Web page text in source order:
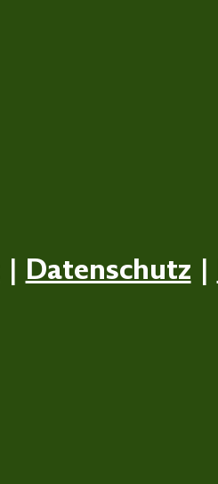
| Datenschutz |